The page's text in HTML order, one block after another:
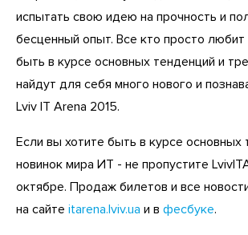
испытать свою идею на прочность и
бесценный опыт. Все кто просто
быть в курсе основных тенденций и
найдут для себя много нового и
Lviv IT Arena 2015.
Если вы хотите быть в курсе основных
новинок мира ИТ - не пропустите
октябре. Продаж билетов и все
на сайте itarena.lviv.ua и в фесбуке.